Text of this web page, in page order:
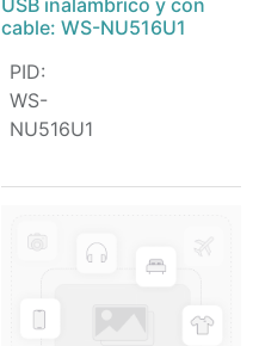
cable: WS-NU516U1
PID:
WS-
NU516U1